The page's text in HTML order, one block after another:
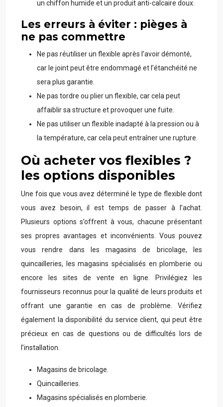
un chiffon humide et un produit anti-calcaire doux.
Les erreurs à éviter : pièges à
ne pas commettre
Ne pas réutiliser un flexible après l’avoir démonté,
car le joint peut être endommagé et l’étanchéité ne
sera plus garantie.
Ne pas tordre ou plier un flexible, car cela peut
affaiblir sa structure et provoquer une fuite.
Ne pas utiliser un flexible inadapté à la pression ou à
la température, car cela peut entraîner une rupture.
Où acheter vos flexibles ?
les options disponibles
Une fois que vous avez déterminé le type de flexible dont
vous avez besoin, il est temps de passer à l’achat.
Plusieurs options s’offrent à vous, chacune présentant
ses propres avantages et inconvénients. Vous pouvez
vous rendre dans les magasins de bricolage, les
quincailleries, les magasins spécialisés en plomberie ou
encore les sites de vente en ligne. Privilégiez les
fournisseurs reconnus pour la qualité de leurs produits et
offrant une garantie en cas de problème. Vérifiez
également la disponibilité du service client, qui peut être
précieux en cas de questions ou de difficultés lors de
l’installation.
Magasins de bricolage.
Quincailleries.
Magasins spécialisés en plomberie.